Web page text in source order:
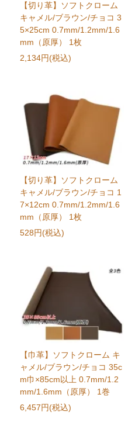
【切り革】ソフトクローム
キャメル/ブラウン/チョコ 3
5×25cm 0.7mm/1.2mm/1.6
mm（原厚） 1枚
2,134円(税込)
【切り革】ソフトクローム
キャメル/ブラウン/チョコ 1
7×12cm 0.7mm/1.2mm/1.6
mm（原厚） 1枚
528円(税込)
【巾革】ソフトクローム キ
ャメル/ブラウン/チョコ 35c
m巾×85cm以上 0.7mm/1.2
mm/1.6mm（原厚） 1巻
6,457円(税込)